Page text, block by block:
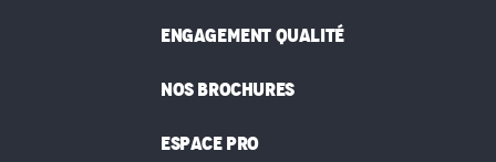
ENGAGEMENT QUALITÉ
NOS BROCHURES
ESPACE PRO